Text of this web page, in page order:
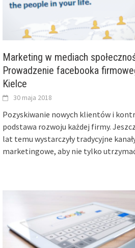
Marketing w mediach
Prowadzenie facebooka
Kielce
30 maja 2018
Pozyskiwanie nowych klientów i
podstawa rozwoju każdej firmy.
lat temu wystarczyły tradycyjne
marketingowe, aby nie tylko